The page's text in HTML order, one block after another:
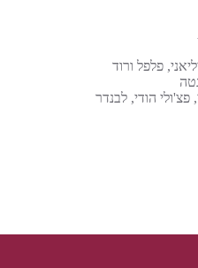
פלפל ורוד
פצ'ולי הודי, לבנדר